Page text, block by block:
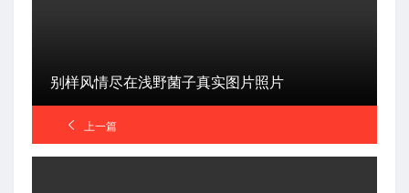
别样风情尽在浅野菌子真实图片照片
上一篇